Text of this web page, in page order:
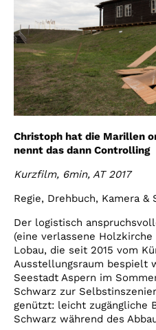
Christoph hat die Marillen
nennt das dann Controlling
Kurzfilm, 6min, AT 2017
Regie, Drehbuch, Kamera
Der logistisch
(eine verlassene
Lobau, die seit 2015 vom
Ausstellungsraum bespielt
Seestadt Aspern im
Schwarz zur
genützt: leicht zugängliche
Schwarz während des